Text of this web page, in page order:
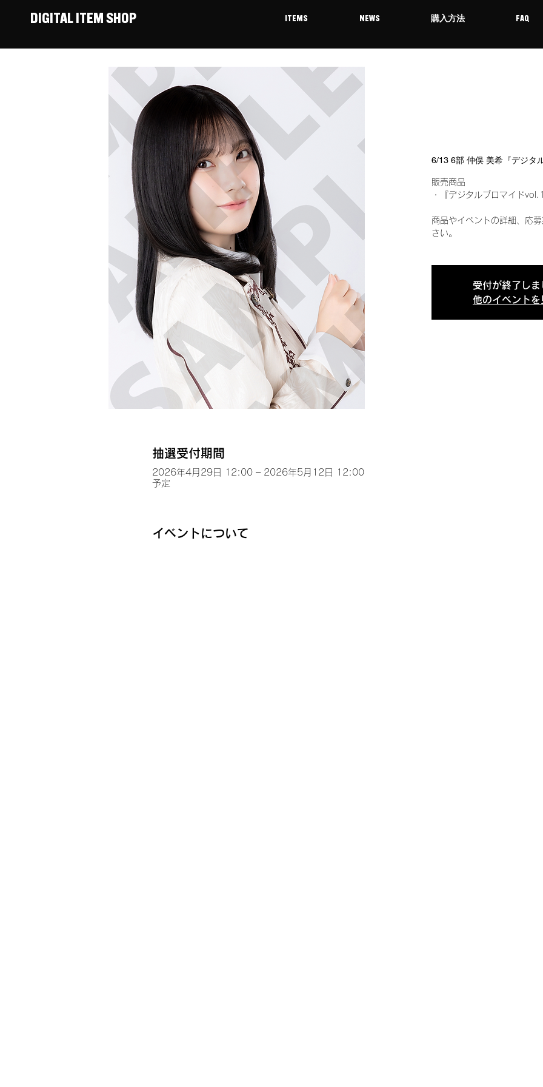
DIGITAL ITEM SHOP ITEMS NEWS 購入方法 FAQ
6/13 6部 仲俣 美希『デジタ
販売商品
・『デジタルブロマイド
商品やイベントの詳細、応
さい。
受付が終了しま
他のイベントを
抽選受付期間
2026年4月29日 12:00 – 2026年5月12日 12:00
予定
イベントについて